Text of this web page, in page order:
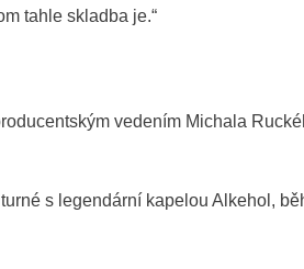
tahle skladba je.“
vedením Michala
s legendární kapelou Alkehol,